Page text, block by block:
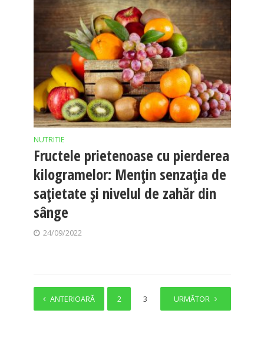
NUTRITIE
Fructele prietenoase cu pierderea
kilogramelor: Mențin senzația de
sațietate și nivelul de zahăr din
sânge
24/09/2022
ANTERIOARĂ
1 2 3 URMĂTOR